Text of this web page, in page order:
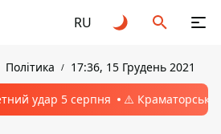
RU
Політика 17:36, 15 Грудень 2021
удар 5 серпня ⚠️ Краматорськ,